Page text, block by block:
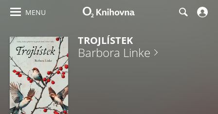
MENU
TROJLÍSTEK
Barbora Linke